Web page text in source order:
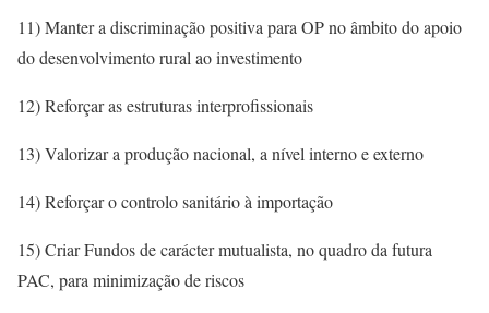
11) Manter a discriminação positiva para OP no âmbito do apoio
do desenvolvimento rural ao investimento
12) Reforçar as estruturas interprofissionais
13) Valorizar a produção nacional, a nível interno e externo
14) Reforçar o controlo sanitário à importação
15) Criar Fundos de carácter mutualista, no quadro da futura
PAC, para minimização de riscos